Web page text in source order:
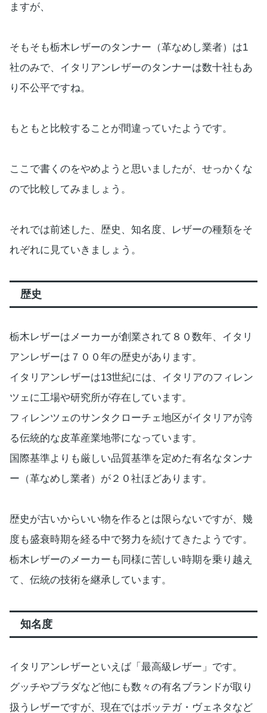
ますが、
そもそも栃木レザーのタンナー（革なめし業者）は1
社のみで、イタリアンレザーのタンナーは数十社もあ
り不公平ですね。
もともと比較することが間違っていたようです。
ここで書くのをやめようと思いましたが、せっかくな
ので比較してみましょう。
それでは前述した、歴史、知名度、レザーの種類をそ
れぞれに見ていきましょう。
歴史
栃木レザーはメーカーが創業されて８０数年、イタリ
アンレザーは７００年の歴史があります。
イタリアンレザーは13世紀には、イタリアのフィレン
ツェに工場や研究所が存在しています。
フィレンツェのサンタクローチェ地区がイタリアが誇
る伝統的な皮革産業地帯になっています。
国際基準よりも厳しい品質基準を定めた有名なタンナ
ー（革なめし業者）が２０社ほどあります。
歴史が古いからいい物を作るとは限らないですが、幾
度も盛衰時期を経る中で努力を続けてきたようです。
栃木レザーのメーカーも同様に苦しい時期を乗り越え
て、伝統の技術を継承しています。
知名度
イタリアンレザーといえば「最高級レザー」です。
グッチやプラダなど他にも数々の有名ブランドが取り
扱うレザーですが、現在ではボッテガ・ヴェネタなど